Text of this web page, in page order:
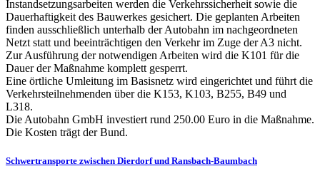
Instandsetzungsarbeiten werden die Verkehrssicherheit sowie die
Dauerhaftigkeit des Bauwerkes gesichert. Die geplanten Arbeiten
finden ausschließlich unterhalb der Autobahn im nachgeordneten
Netzt statt und beeinträchtigen den Verkehr im Zuge der A3 nicht.
Zur Ausführung der notwendigen Arbeiten wird die K101 für die
Dauer der Maßnahme komplett gesperrt.
Eine örtliche Umleitung im Basisnetz wird eingerichtet und führt die
Verkehrsteilnehmenden über die K153, K103, B255, B49 und
L318.
Die Autobahn GmbH investiert rund 250.00 Euro in die Maßnahme.
Die Kosten trägt der Bund.
Schwertransporte zwischen Dierdorf und Ransbach-Baumbach